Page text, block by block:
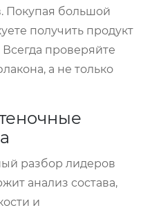
Покупая большой
получить продукт
проверяйте
а не только
разбор лидеров
анализ состава,
и